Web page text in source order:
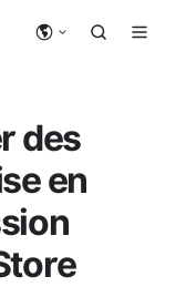
des
en